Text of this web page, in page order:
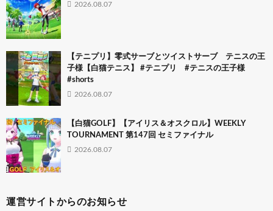
2026.08.07
【テニプリ】零式サーブとツイストサーブ テニスの王
子様【白猫テニス】 #テニプリ #テニスの王子様
#shorts
2026.08.07
【白猫GOLF】【アイリス＆オスクロル】WEEKLY
TOURNAMENT 第147回 セミファイナル
2026.08.07
運営サイトからのお知らせ